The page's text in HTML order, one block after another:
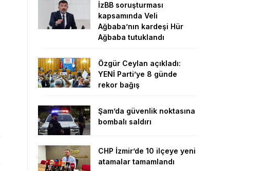
İzBB soruşturması
kapsamında Veli
Ağbaba’nın kardeşi Hür
Ağbaba tutuklandı
Özgür Ceylan açıkladı:
YENİ Parti’ye 8 günde
rekor bağış
Şam’da güvenlik noktasına
bombalı saldırı
CHP İzmir’de 10 ilçeye yeni
atamalar tamamlandı